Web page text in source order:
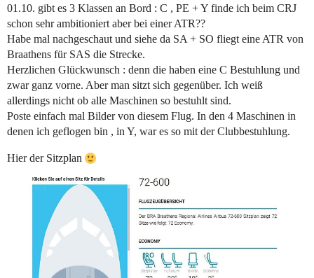
01.10. gibt es 3 Klassen an Bord : C , PE + Y finde ich beim CRJ
schon sehr ambitioniert aber bei einer ATR??
Habe mal nachgeschaut und siehe da SA + SO fliegt eine ATR von
Braathens für SAS die Strecke.
Herzlichen Glückwunsch : denn die haben eine C Bestuhlung und
zwar ganz vorne. Aber man sitzt sich gegenüber. Ich weiß
allerdings nicht ob alle Maschinen so bestuhlt sind.
Poste einfach mal Bilder von diesem Flug. In den 4 Maschinen in
denen ich geflogen bin , in Y, war es so mit der Clubbestuhlung.
Hier der Sitzplan